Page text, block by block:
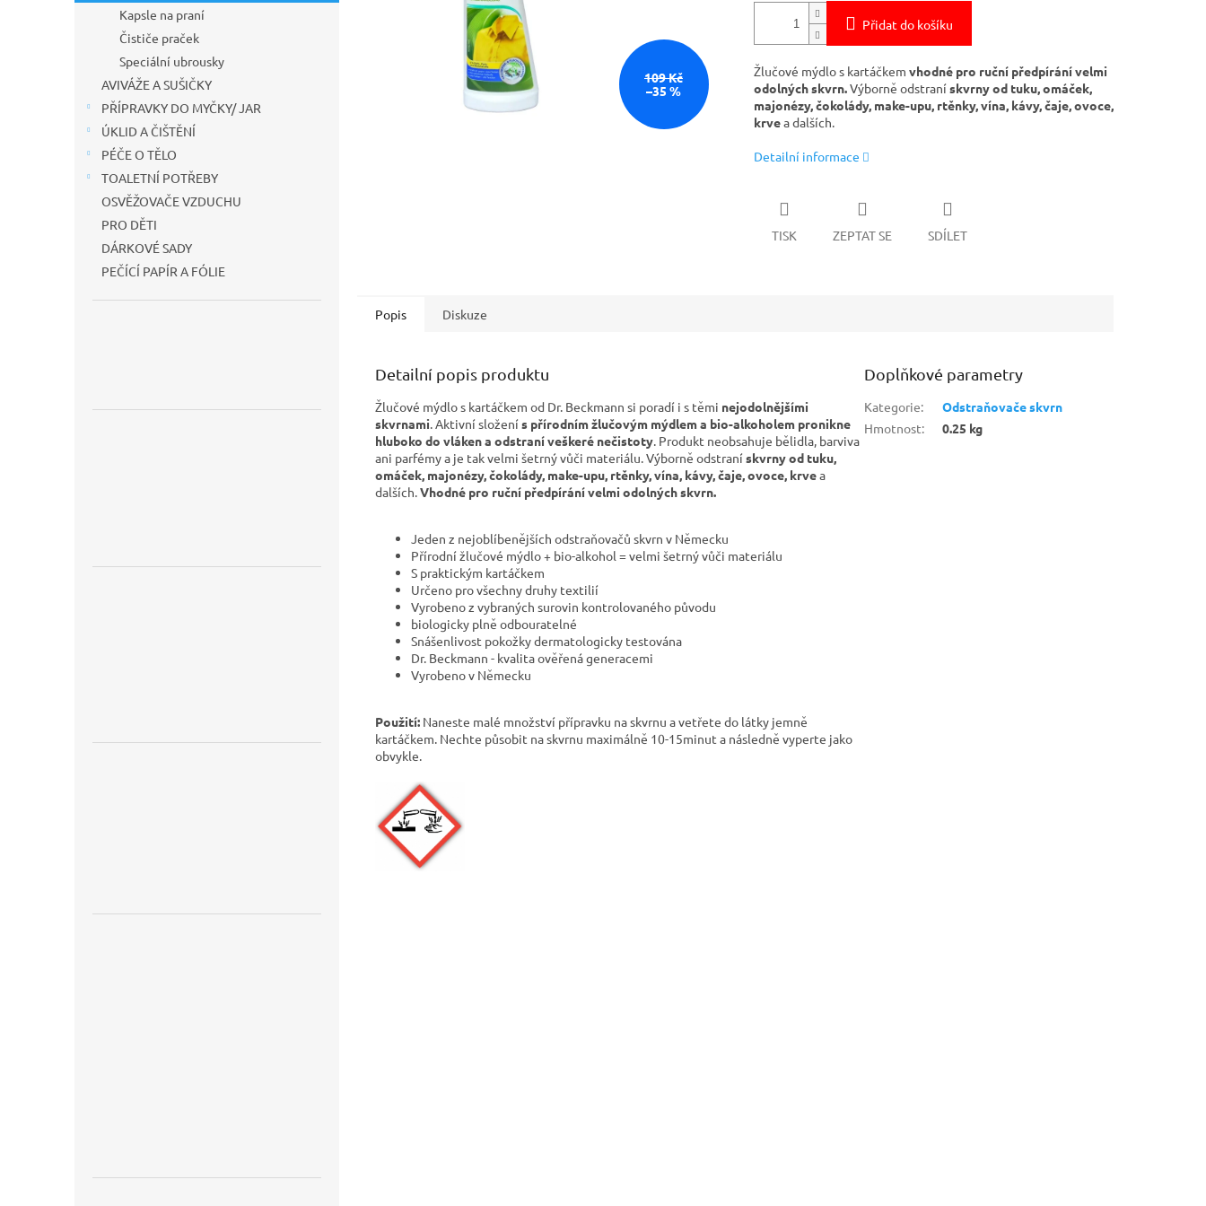
Kapsle na praní
Čističe praček
Speciální ubrousky
AVIVÁŽE A SUŠIČKY
PŘÍPRAVKY DO MYČKY/ JAR
ÚKLID A ČIŠTĚNÍ
PÉČE O TĚLO
TOALETNÍ POTŘEBY
OSVĚŽOVAČE VZDUCHU
PRO DĚTI
DÁRKOVÉ SADY
PEČÍCÍ PAPÍR A FÓLIE
109 Kč
–35 %
Přidat do košíku
Žlučové mýdlo s kartáčkem vhodné pro ruční předpírání velmi
odolných skvrn.Výborně odstraní skvrny od tuku, omáček,
majonézy, čokolády, make-upu, rtěnky, vína, kávy, čaje, ovoce,
krvea dalších.
Detailní informace
TISK ZEPTAT SE SDÍLET
Popis Diskuze
Detailní popis produktu
Žlučové mýdlo s kartáčkem od Dr. Beckmann si poradí i s těmi nejodolnějšími
skvrnami.Aktivní složení s přírodním žlučovým mýdlem a bio-alkoholem pronikne
hluboko do vláken a odstraní veškeré nečistoty. Produkt neobsahuje bělidla, barviva
ani parfémy a je tak velmi šetrný vůči materiálu. Výborně odstraní skvrny od tuku,
omáček, majonézy, čokolády, make-upu, rtěnky, vína, kávy, čaje, ovoce, krvea
dalších.Vhodné pro ruční předpírání velmi odolných skvrn.
Jeden z nejoblíbenějších odstraňovačů skvrn v Německu
Přírodní žlučové mýdlo + bio-alkohol = velmi šetrný vůči materiálu
S praktickým kartáčkem
Určeno pro všechny druhy textilií
Vyrobeno z vybraných surovin kontrolovaného původu
biologicky plně odbouratelné
Snášenlivost pokožky dermatologicky testována
Dr. Beckmann - kvalita ověřená generacemi
Vyrobeno v Německu
Použití: Naneste malé množství přípravku na skvrnu a vetřete do látky jemně
kartáčkem. Nechte působit na skvrnu maximálně 10-15minut a následně vyperte jako
obvykle.
Doplňkové parametry
Kategorie:
Odstraňovače skvrn
Hmotnost: 0.25 kg